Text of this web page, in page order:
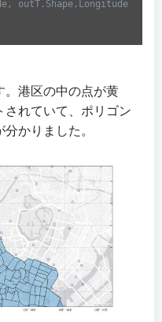
。港区の中の点が黄
れていて、ポリゴン
かりました。